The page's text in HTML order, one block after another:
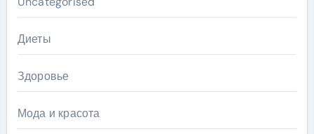
Диеты
Здоровье
Мода и красота